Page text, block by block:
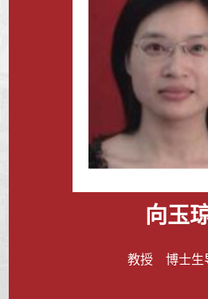
向玉
教授 博士生